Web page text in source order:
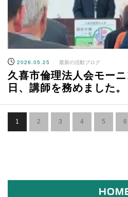
2026.05.25 最新の活動ブログ
久喜市倫理法人会モー
日、講師を務めました。
1 2 3 4 5 6